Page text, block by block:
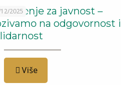
2025
za javnost –
na odgovornost i
Više